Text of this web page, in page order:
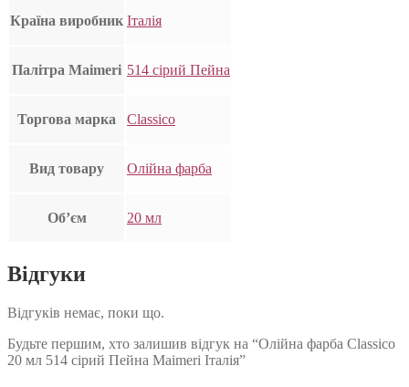
Країна виробник Італія
Палітра Maimeri 514 сірий Пейна
Торгова марка Classico
Вид товару Олійна фарба
Об’єм 20 мл
Відгуки
Відгуків немає, поки що.
Будьте першим, хто залишив відгук на “Олійна фарба Classico
20 мл 514 сірий Пейна Maimeri Італія”